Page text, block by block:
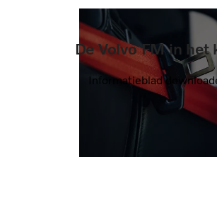
De Volvo FM in het
Informatieblad